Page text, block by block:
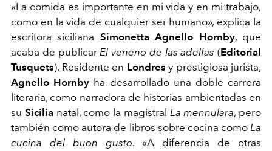
«La comida es importante en mi vida y en mi trabajo,
como en la vida de cualquier ser humano», explica la
escritora siciliana Simonetta Agnello Hornby, que
acaba de publicarEl veneno de las adelfas (Editorial
Tusquets). Residente en Londres y prestigiosa jurista,
Agnello Hornby ha desarrollado una doble carrera
literaria, como narradora de historias ambientadas en
su Sicilianatal, como la magistral La mennulara, pero
también como autora de libros sobre cocina comoLa
cucina del buon gusto. «A diferencia de otras